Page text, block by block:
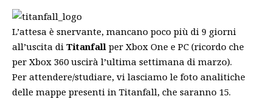
L’attesa è snervante, mancano poco più di 9 giorni
all’uscita di Titanfall per Xbox One e PC (ricordo che
per Xbox 360 uscirà l’ultima settimana di marzo).
Per attendere/studiare, vi lasciamo le foto analitiche
delle mappe presenti in Titanfall, che saranno 15.